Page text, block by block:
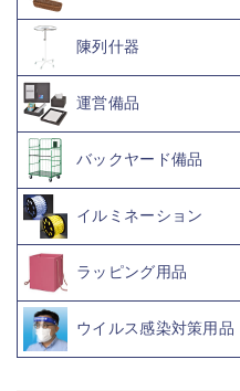
陳列什器
運営備品
バックヤード備品
イルミネーション
ラッピング用品
ウイルス感染対策用品